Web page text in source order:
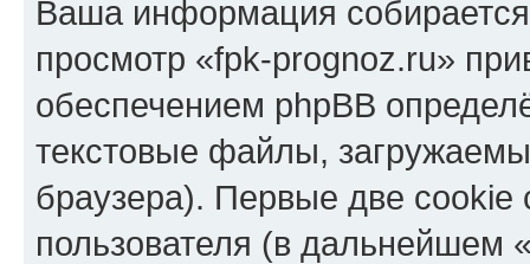
Ваша информация
просмотр «fpk-prognoz.ru»
обеспечением phpBB
текстовые файлы,
браузера). Первые две cookie
пользователя (в дальнейшем